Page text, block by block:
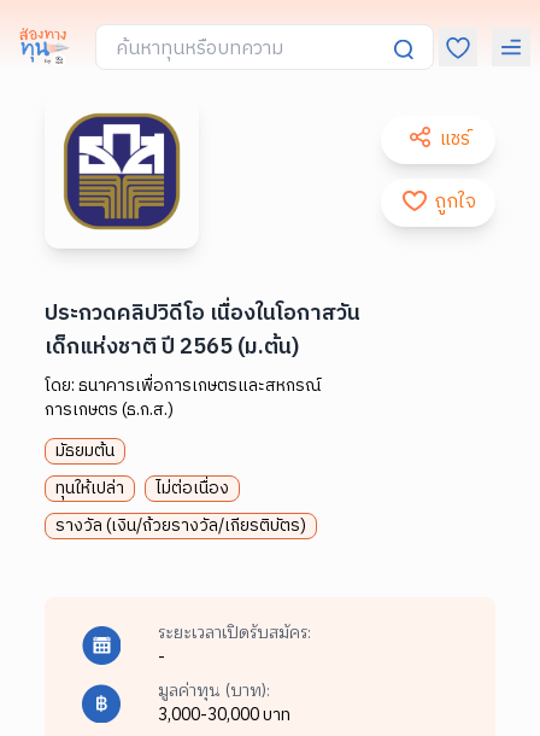
แชร์
ถูกใจ
ประกวดคลิปวิดีโอ เนื่องในโอกาสวัน
เด็กแห่งชาติ ปี 2565 (ม.ต้น)
โดย:ธนาคารเพื่อการเกษตรและสหกรณ์
การเกษตร (ธ.ก.ส.)
มัธยมต้น
ทุนให้เปล่า
ไม่ต่อเนื่อง
รางวัล (เงิน/ถ้วยรางวัล/เกียรติบัตร)
ระยะเวลาเปิดรับสมัคร:
-
มูลค่าทุน (บาท):
3,000-30,000 บาท